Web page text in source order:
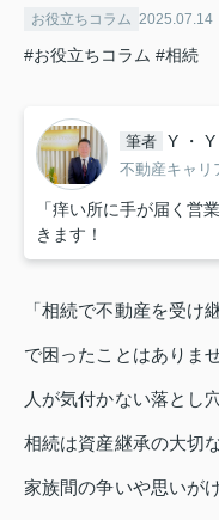
お役立ちコラム 2025.07.14
#お役立ちコラム #相続
筆者 Y ・ Y
不動産キャリ
「痒い所に手が届く営
きます！
「相続で不動産を受け
で困ったことはありま
人が気付かない落とし
相続は資産継承の大切
家族間の争いや思いが